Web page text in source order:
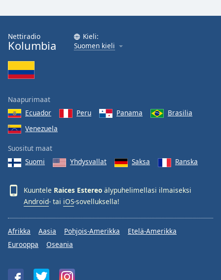
Nettiradio
Kolumbia
Kieli:
Suomen kieli
Naapurimaat
Ecuador
Peru Panama
Brasilia
Venezuela
Suositut maat
Suomi
Yhdysvallat Saksa Ranska
Kuuntele Raices Estereo älypuhelimellasi ilmaiseksi
Android- tai iOS-sovelluksella!
Afrikka Aasia Pohjois-Amerikka
Etelä-Amerikka
Eurooppa
Oseania